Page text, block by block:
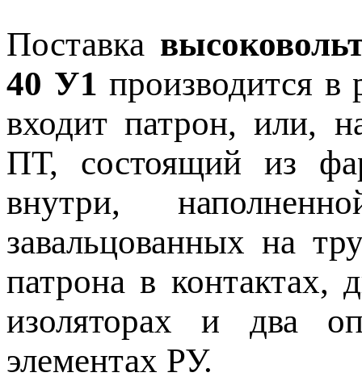
Поставка
40 У1 производится в
входит патрон, или,
ПТ, состоящий из
внутри,
завальцованных на
патрона в контактах,
изоляторах и два
элементах РУ.